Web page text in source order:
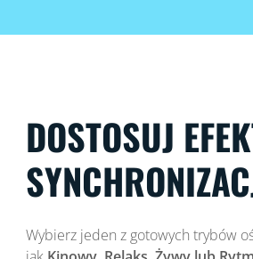
DOSTOSUJ
Wybierz jeden z gotowych trybów